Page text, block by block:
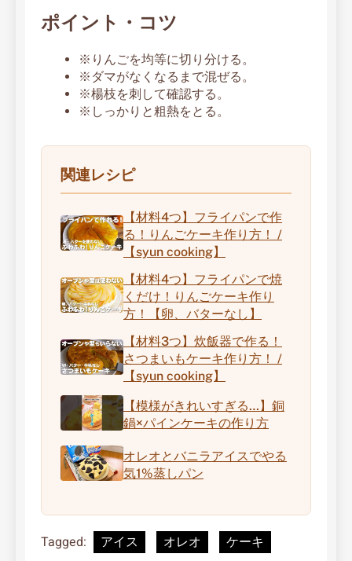
ポイント・コツ
※りんごを均等に切り分ける。
※ダマがなくなるまで混ぜる。
※楊枝を刺して確認する。
※しっかりと粗熱をとる。
関連レシピ
【材料4つ】フライパンで作
る！りんごケーキ作り方！ /
【syun cooking】
【材料4つ】フライパンで焼
くだけ！りんごケーキ作り
方！【卵、バターなし】
【材料3つ】炊飯器で作る！
さつまいもケーキ作り方！ /
【syun cooking】
【模様がきれいすぎる…】銅
鍋×パインケーキの作り方
オレオとバニラアイスでやる
気1%蒸しパン
Tagged: アイス オレオ
ケーキ